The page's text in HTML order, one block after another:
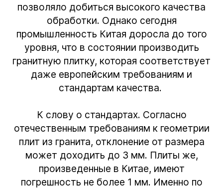
позволяло добиться высокого качества
обработки. Однако сегодня
промышленность Китая доросла до того
уровня, что в состоянии производить
гранитную плитку, которая соответствует
даже европейским требованиям и
стандартам качества.
К слову о стандартах. Согласно
отечественным требованиям к геометрии
плит из гранита, отклонение от размера
может доходить до 3 мм. Плиты же,
произведенные в Китае, имеют
погрешность не более 1 мм. Именно по